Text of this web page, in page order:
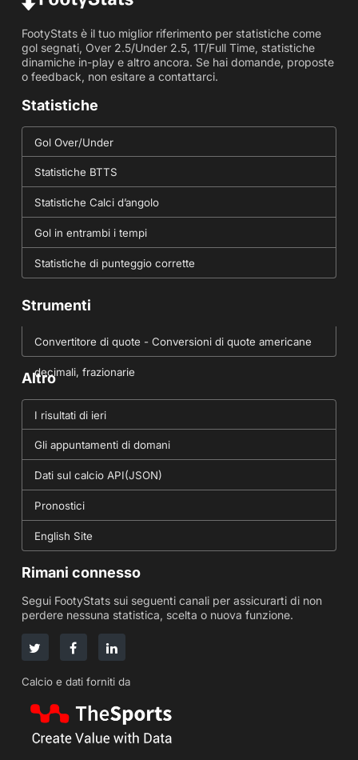
FootyStats è il tuo miglior riferimento per statistiche come
gol segnati, Over 2.5/Under 2.5, 1T/Full Time, statistiche
dinamiche in-play e altro ancora. Se hai domande, proposte
o feedback, non esitare a contattarci.
Statistiche
Gol Over/Under
Statistiche BTTS
Statistiche Calci d’angolo
Gol in entrambi i tempi
Statistiche di punteggio corrette
Strumenti
Convertitore di quote - Conversioni di quote americane
decimali, frazionarie
Altro
I risultati di ieri
Gli appuntamenti di domani
Dati sul calcio API(JSON)
Pronostici
English Site
Rimani connesso
Segui FootyStats sui seguenti canali per assicurarti di non
perdere nessuna statistica, scelta o nuova funzione.
Calcio e dati forniti da